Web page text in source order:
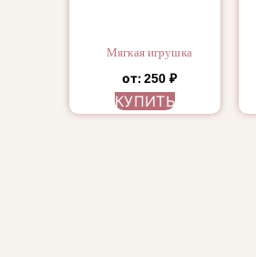
Мягкая игрушка
от:250 ₽
КУПИТЬ